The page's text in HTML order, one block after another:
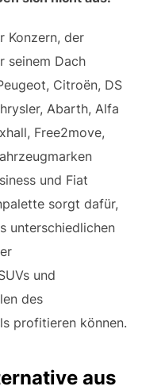
Konzern, der
seinem Dach
Citroën, DS
Abarth, Alfa
Free2move,
und Fiat
sorgt dafür,
unterschiedlichen
und
des
profitieren können.
aus